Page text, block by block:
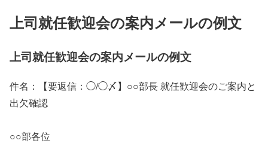
上司就任歓迎会の案内メールの例文
上司就任歓迎会の案内メールの例文
件名：【要返信：◯/◯〆】○○部長 就任歓迎会のご案内と
出欠確認
○○部各位